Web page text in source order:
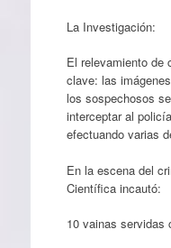
La Investigación:
El relevamiento de
clave: las
los sospechosos
interceptar al
efectuando varias
En la escena del
Científica incautó:
10 vainas servidas